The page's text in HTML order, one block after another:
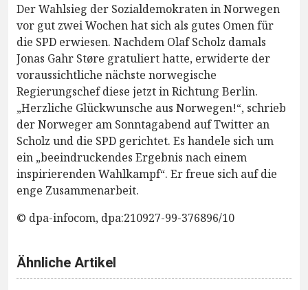
Der Wahlsieg der Sozialdemokraten in Norwegen
vor gut zwei Wochen hat sich als gutes Omen für
die SPD erwiesen. Nachdem Olaf Scholz damals
Jonas Gahr Støre gratuliert hatte, erwiderte der
voraussichtliche nächste norwegische
Regierungschef diese jetzt in Richtung Berlin.
„Herzliche Glückwunsche aus Norwegen!“, schrieb
der Norweger am Sonntagabend auf Twitter an
Scholz und die SPD gerichtet. Es handele sich um
ein „beeindruckendes Ergebnis nach einem
inspirierenden Wahlkampf“. Er freue sich auf die
enge Zusammenarbeit.
© dpa-infocom, dpa:210927-99-376896/10
Ähnliche Artikel